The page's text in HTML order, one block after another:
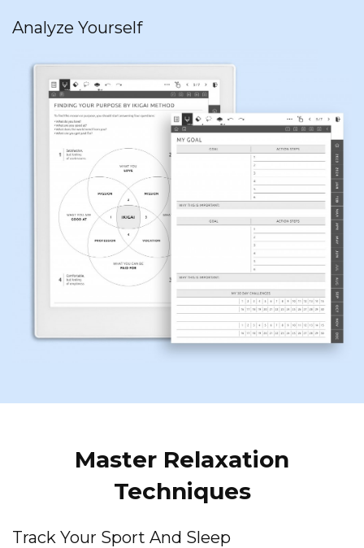
Analyze Yourself
Master Relaxation
Techniques
Track Your Sport And Sleep